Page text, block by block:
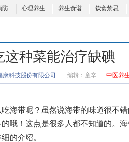
防 心理养生 养生食谱 饮食禁忌
这种菜能治疗缺碘
康科技股份有限公司 编辑： 童辛 中医养生
海带呢？虽然说海带的味道很不错
哦！这点是很多人都不知道的。 海
的介绍。